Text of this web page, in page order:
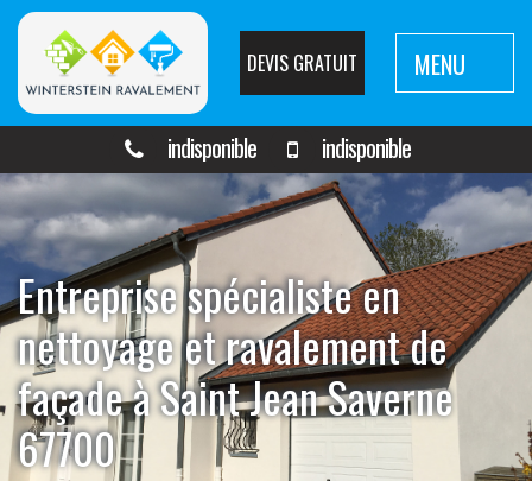
DEVIS GRATUIT MENU
indisponible indisponible
Entreprise spécialiste en
nettoyage et ravalement de
façade à Saint Jean Saverne
67700